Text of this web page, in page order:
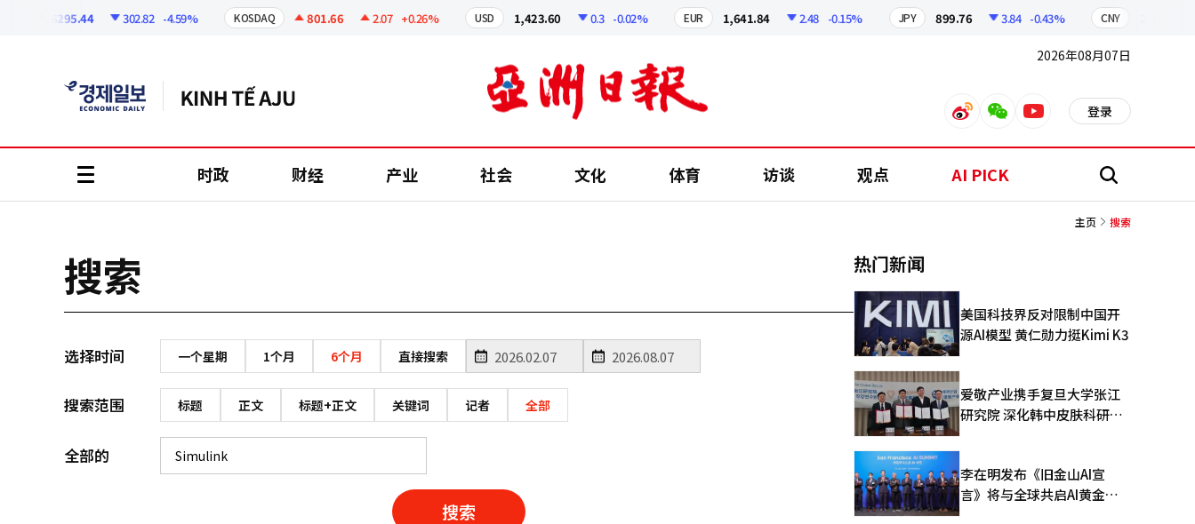
6295.44 302.82 -4.59% KOSDAQ 801.66 2.07 +0.26% USD 1,423.60 0.3 -0.02% EUR 1,641.84 2.48 -0.15% JPY 899.76 3.84 -0.43% CNY
2026年08月07日
weiboweixinyoutube 登录
时政 财经 产业 社会 文化 体育 访谈 观点 AI PICK 搜
主页 搜索
搜索
选择时间 一个星期 1个月 6个月 直接搜索
搜索范围 标题 正文 标题+正文 关键词 记者 全部
全部的
搜索
热门新闻
美国科技界反对限制中国开
源AI模型 黄仁勋力挺Kimi K3
爱敬产业携手复旦大学张江
研究院 深化韩中皮肤科研合
李在明发布《旧金山AI宣
言》将与全球共启AI黄金时